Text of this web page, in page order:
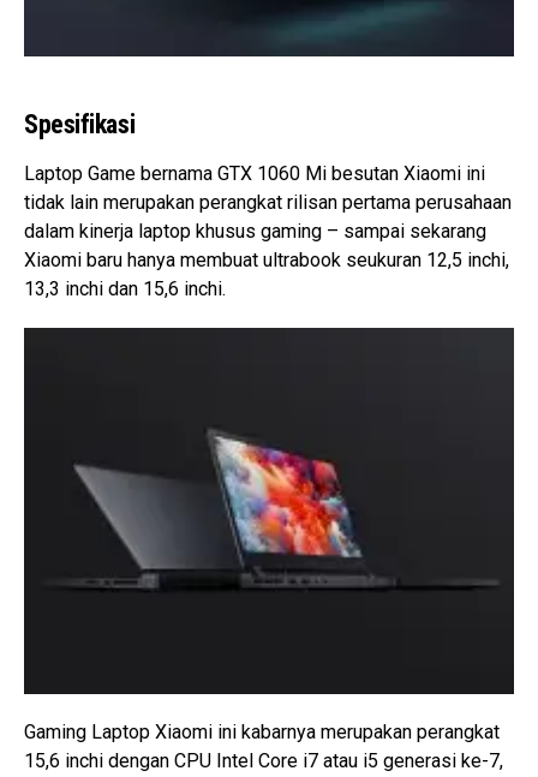
Spesifikasi
Laptop Game bernama GTX 1060 Mi besutan Xiaomi ini
tidak lain merupakan perangkat rilisan pertama perusahaan
dalam kinerja laptop khusus gaming – sampai sekarang
Xiaomi baru hanya membuat ultrabook seukuran 12,5 inchi,
13,3 inchi dan 15,6 inchi.
Gaming Laptop Xiaomi ini kabarnya merupakan perangkat
15,6 inchi dengan CPU Intel Core i7 atau i5 generasi ke-7,